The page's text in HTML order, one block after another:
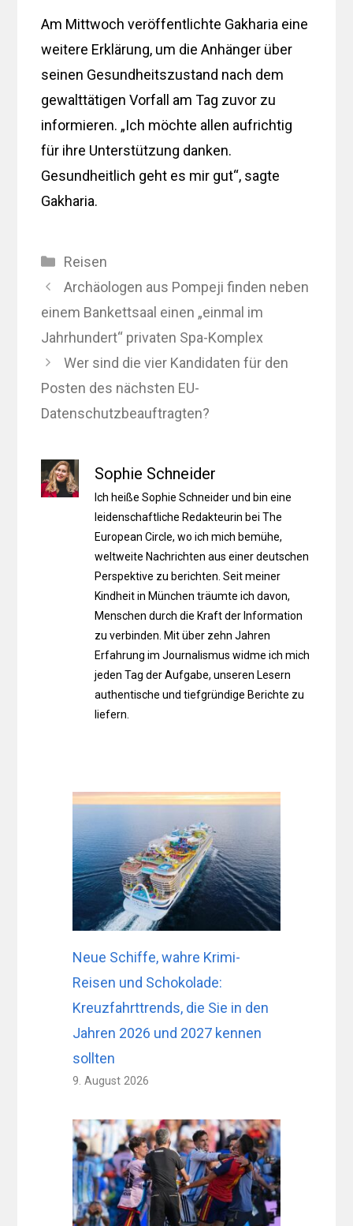
Am Mittwoch veröffentlichte Gakharia eine
weitere Erklärung, um die Anhänger über
seinen Gesundheitszustand nach dem
gewalttätigen Vorfall am Tag zuvor zu
informieren. „Ich möchte allen aufrichtig
für ihre Unterstützung danken.
Gesundheitlich geht es mir gut“, sagte
Gakharia.
Kategorien
Reisen
Archäologen aus Pompeji finden neben
einem Bankettsaal einen „einmal im
Jahrhundert“ privaten Spa-Komplex
Wer sind die vier Kandidaten für den
Posten des nächsten EU-
Datenschutzbeauftragten?
Sophie Schneider
Ich heiße Sophie Schneider und bin eine
leidenschaftliche Redakteurin bei The
European Circle, wo ich mich bemühe,
weltweite Nachrichten aus einer deutschen
Perspektive zu berichten. Seit meiner
Kindheit in München träumte ich davon,
Menschen durch die Kraft der Information
zu verbinden. Mit über zehn Jahren
Erfahrung im Journalismus widme ich mich
jeden Tag der Aufgabe, unseren Lesern
authentische und tiefgründige Berichte zu
liefern.
Neue Schiffe, wahre Krimi-
Reisen und Schokolade:
Kreuzfahrttrends, die Sie in den
Jahren 2026 und 2027 kennen
sollten
9. August 2026